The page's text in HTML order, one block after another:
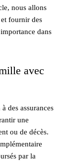
nous allons
fournir des
dans
avec
des assurances
une
ou de décès.
par la